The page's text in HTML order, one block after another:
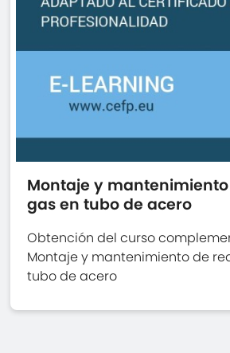
Montaje y
gas en tubo de acero
Obtención del curso
Montaje y mantenimiento de
tubo de acero